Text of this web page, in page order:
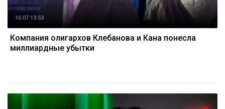
10.07 13:53
Компания олигархов Клебанова и Кана понесла
миллиардные убытки